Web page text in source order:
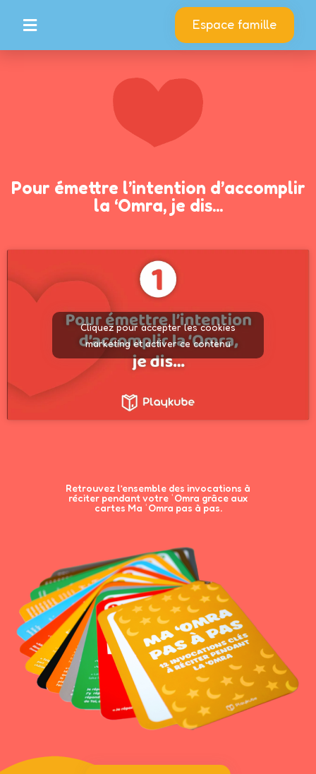
Espace famille
Pour émettre l’intention d’accomplir
la ‘Omra, je dis...
Cliquez pour accepter les cookies
marketing et activer ce contenu
Retrouvez l’ensemble des invocations à
réciter pendant votre ʿOmra grâce aux
cartes Ma ʿOmra pas à pas.